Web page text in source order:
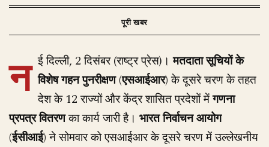
न ई दिल्ली, 2 दिसंबर (राष्ट्र प्रेस)।मतदाता सूचियों के
विशेष गहन पुनरीक्षण (एसआईआर)के दूसरे चरण के तहत
देश के 12 राज्यों और केंद्र शासित प्रदेशों मेंगणना
प्रपत्र वितरणका कार्य जारी है। भारत निर्वाचन आयोग
(ईसीआई)ने सोमवार को एसआईआर के दूसरे चरण में उल्लेखनीय